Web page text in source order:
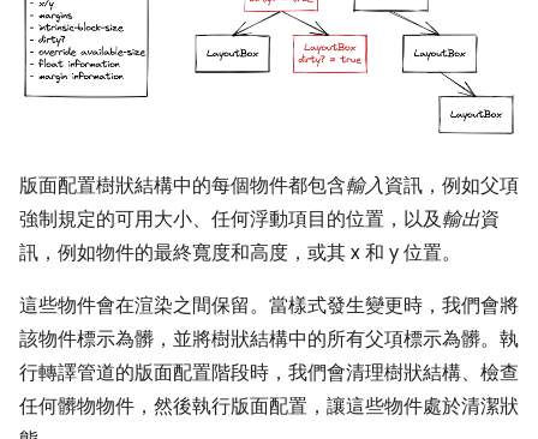
版面配置樹狀結構中的每個物件都包含輸入資訊，例如父項
強制規定的可用大小、任何浮動項目的位置，以及輸出資
訊，例如物件的最終寬度和高度，或其 x 和 y 位置。
這些物件會在渲染之間保留。當樣式發生變更時，我們會將
該物件標示為髒，並將樹狀結構中的所有父項標示為髒。執
行轉譯管道的版面配置階段時，我們會清理樹狀結構、檢查
任何髒物物件，然後執行版面配置，讓這些物件處於清潔狀